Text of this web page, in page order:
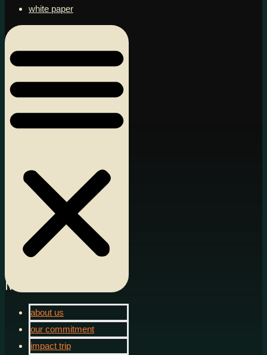
white paper
Menu
about us
our commitment
impact trip